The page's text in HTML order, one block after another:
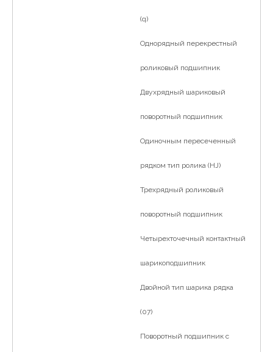
(q)
Однорядный перекрестный
роликовый подшипник
Двухрядный шариковый
поворотный подшипник
Одиночным пересеченный
рядком тип ролика (HJ)
Трехрядный роликовый
поворотный подшипник
Четырехточечный контактный
шарикоподшипник
Двойной тип шарика рядка
(07)
Поворотный подшипник с